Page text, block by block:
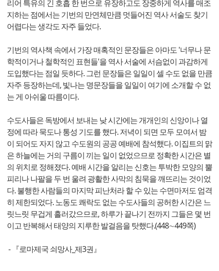
리어 특유의 긴 호흡 한 번으로 유장하고도 장중하게 역사를 매조
지하는 점에서는 기번의 만연체만큼 멋들어진 역사 서술도 찾기
어렵다는 생각도 자주 들었다.
기번의 역사책 속에서 가장 매혹적인 문장들은 아마도 '너무나 문
학적이거나 철학적인 표현들'을 역사 서술에 서슴없이 과감하게
도입했다는 점일 듯하다. 그런 문장들은 일일이 셀 수도 없을 만큼
자주 등장하는데, 빛나는 명문장들을 일일이 여기에 소개할 수 없
는 게 아쉬울 따름이다.
수도사들은 독방에서 보내는 낮 시간에는 개개인의 신앙이나 열
정에 따라 묵도나 통성 기도를 했다. 저녁이 되면 모두 모여서 밤
이 되어도 자지 않고 수도원의 공공 예배에 참석했다. 이집트의 맑
은 하늘에는 거의 구름이 끼는 일이 없었으므로 정확한 시간은 별
의 위치로 정해졌다. 예배 시간을 알리는 신호는 투박한 모양의 뿔
피리나 나팔을 두 번 울려 광활한 사막의 침묵을 깨뜨리는 것이었
다. 불행한 사람들의 마지막 피난처라 할 수 있는 수면마저도 엄격
히 제한되었다. 노동도 쾌락도 없는 수도사들의 공허한 시간은 느
릿느릿 무겁게 흘러갔으므로, 하루가 끝나기 전까지 그들은 몇 번
이고 반복해서 태양의 지루한 발걸음을 탓했다.(448∼449쪽)
- 『로마제국 쇠망사_제3권』